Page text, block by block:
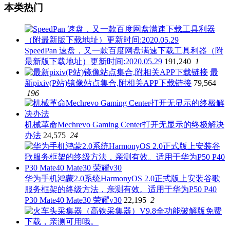
本类热门
SpeedPan 速盘，又一款百度网盘满速下载工具利器（附
最新版下载地址）更新时间:2020.05.29 191,240 1
最
新pixiv(P站)镜像站点集合,附相关APP下载链接 79,564
196
机械革命Mechrevo Gaming Center打开无显示的终极解决
办法 24,575 24
华为手机鸿蒙2.0系统HarmonyOS 2.0正式版上安装谷歌
服务框架的终级方法，亲测有效。适用于华为P50 P40
P30 Mate40 Mate30 荣耀v30 22,195 2